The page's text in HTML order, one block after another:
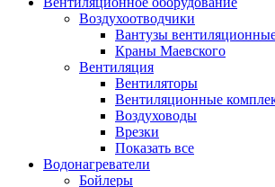
Воздухоотводчики
Вантузы
Краны Маевского
Вентиляция
Вентиляторы
Вентиляционные
Воздуховоды
Врезки
Показать все
Водонагреватели
Бойлеры